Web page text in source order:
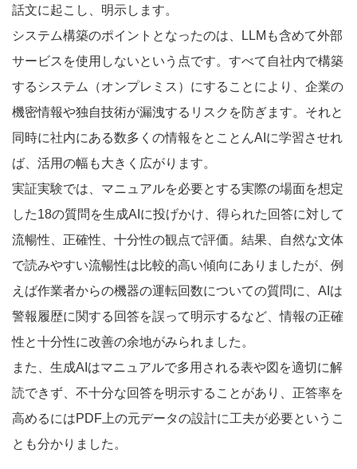
話文に起こし、明示します。
システム構築のポイントとなったのは、LLMも含めて外部
サービスを使用しないという点です。すべて自社内で構築
するシステム（オンプレミス）にすることにより、企業の
機密情報や独自技術が漏洩するリスクを防ぎます。それと
同時に社内にある数多くの情報をとことんAIに学習させれ
ば、活用の幅も大きく広がります。
実証実験では、マニュアルを必要とする実際の場面を想定
した18の質問を生成AIに投げかけ、得られた回答に対して
流暢性、正確性、十分性の観点で評価。結果、自然な文体
で読みやすい流暢性は比較的高い傾向にありましたが、例
えば作業者からの機器の運転回数についての質問に、AIは
警報履歴に関する回答を誤って明示するなど、情報の正確
性と十分性に改善の余地がみられました。
また、生成AIはマニュアルで多用される表や図を適切に解
読できず、不十分な回答を明示することがあり、正答率を
高めるにはPDF上の元データの設計に工夫が必要というこ
とも分かりました。